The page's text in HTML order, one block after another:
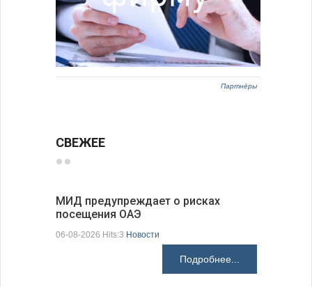
Партнёры
СВЕЖЕЕ
МИД предупреждает о рисках
посещения ОАЭ
06-08-2026 Hits:3 Новости
Подробнее...